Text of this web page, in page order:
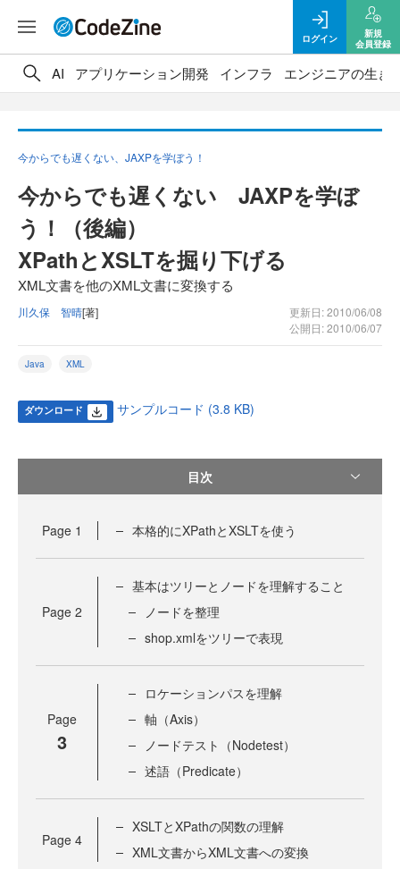
ログイン
新規
会員登録
AI アプリケーション開発 インフラ エンジニアの生き
今からでも遅くない、JAXPを学ぼう！
今からでも遅くない JAXPを学ぼ
う！（後編）
XPathとXSLTを掘り下げる
XML文書を他のXML文書に変換する
川久保 智晴[著]
更新日: 2010/06/08
公開日: 2010/06/07
Java XML
ダウンロード サンプルコード (3.8 KB)
目次
Page 1 本格的にXPathとXSLTを使う
Page 2
基本はツリーとノードを理解すること
ノードを整理
shop.xmlをツリーで表現
Page
3
ロケーションパスを理解
軸（Axis）
ノードテスト（Nodetest）
述語（Predicate）
Page 4
XSLTとXPathの関数の理解
XML文書からXML文書への変換